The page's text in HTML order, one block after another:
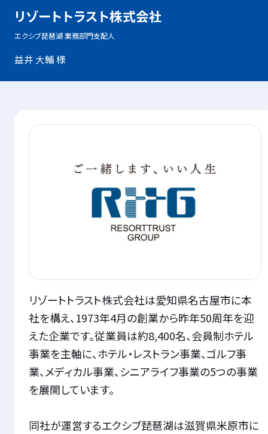
リゾートトラスト株式会社
エクシブ琵琶湖 業務部門支配人
益井 大輔 様
リゾートトラスト株式会社は愛知県名古屋市に本
社を構え、1973年4月の創業から昨年50周年を迎
えた企業です。従業員は約8,400名、会員制ホテル
事業を主軸に、ホテル・レストラン事業、ゴルフ事
業、メディカル事業、シニアライフ事業の5つの事業
を展開しています。
同社が運営するエクシブ琵琶湖は滋賀県米原市に